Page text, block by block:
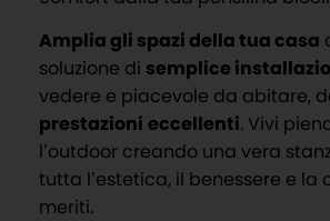
Amplia gli spazi della tua casa
soluzione di semplice
vedere e piacevole da abitare,
prestazioni eccellenti. Vivi
l’outdoor creando una vera
tutta l’estetica, il benessere e la
meriti.